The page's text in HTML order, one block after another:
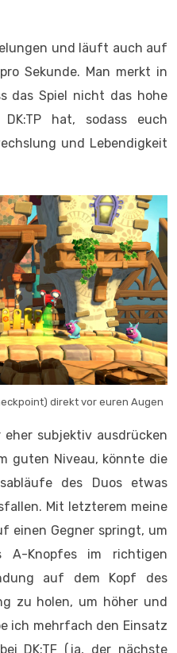
und läuft auch auf
Sekunde. Man merkt in
das Spiel nicht das hohe
DK:TP hat, sodass euch
und Lebendigkeit
direkt vor euren Augen
subjektiv ausdrücken
guten Niveau, könnte die
des Duos etwas
Mit letzterem meine
einen Gegner springt, um
A-Knopfes im richtigen
auf dem Kopf des
zu holen, um höher und
ich mehrfach den Einsatz
DK:TF (ja, der nächste